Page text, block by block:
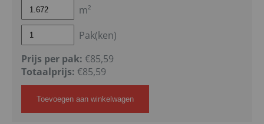
m²
Pak(ken)
Prijs per pak: €85,59
Totaalprijs: €85,59
Toevoegen aan winkelwagen